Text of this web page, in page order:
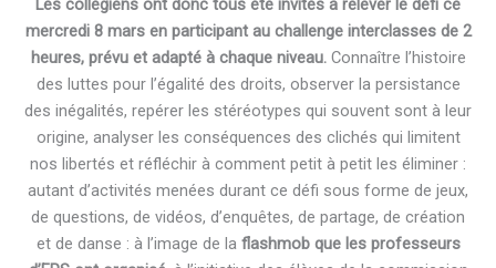
Les collégiens ont donc tous été invités à relever le défi ce
mercredi 8 mars en participant au challenge interclasses de 2
heures, prévu et adapté à chaque niveau. Connaître l’histoire
des luttes pour l’égalité des droits, observer la persistance
des inégalités, repérer les stéréotypes qui souvent sont à leur
origine, analyser les conséquences des clichés qui limitent
nos libertés et réfléchir à comment petit à petit les éliminer :
autant d’activités menées durant ce défi sous forme de jeux,
de questions, de vidéos, d’enquêtes, de partage, de création
et de danse : à l’image de laflashmob que les professeurs